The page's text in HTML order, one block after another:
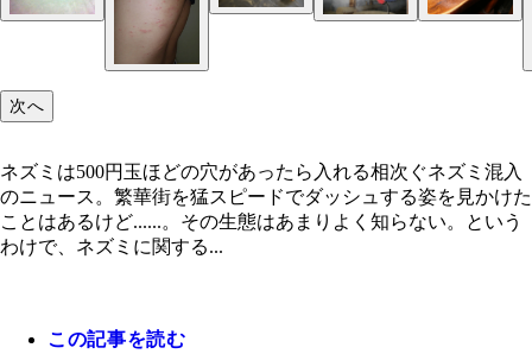
1回の出産で5、6匹が生まれる。赤ちゃんは悔しい
っとカワイイ
次へ
ネズミは500円玉ほどの穴があったら入れる相次ぐネズミ混入
のニュース。繁華街を猛スピードでダッシュする姿を見かけた
ことはあるけど......。その生態はあまりよく知らない。という
わけで、ネズミに関する...
この記事を読む